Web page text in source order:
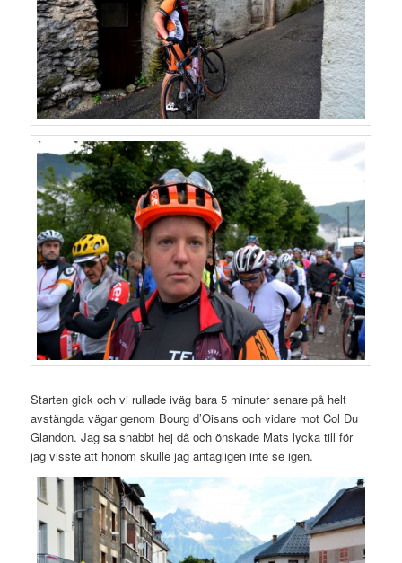
Starten gick och vi rullade iväg bara 5 minuter senare på helt
avstängda vägar genom Bourg d’Oisans och vidare mot Col Du
Glandon. Jag sa snabbt hej då och önskade Mats lycka till för
jag visste att honom skulle jag antagligen inte se igen.